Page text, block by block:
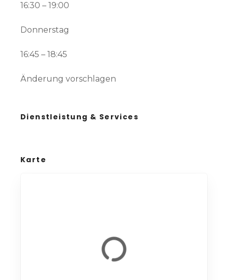
16:30 – 19:00
Donnerstag
16:45 – 18:45
Änderung vorschlagen
Dienstleistung & Services
Karte